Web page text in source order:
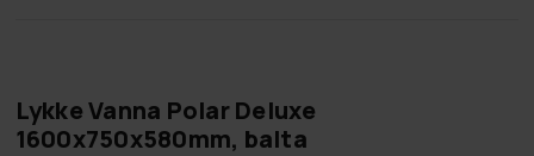
Lykke Vanna Polar Deluxe
1600x750x580mm, balta